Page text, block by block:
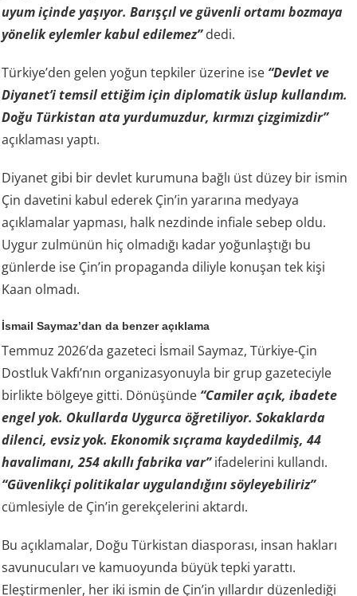
uyum içinde yaşıyor. Barışçıl ve güvenli ortamı bozmaya
yönelik eylemler kabul edilemez”dedi.
Türkiye’den gelen yoğun tepkiler üzerine ise “Devlet ve
Diyanet’i temsil ettiğim için diplomatik üslup kullandım.
Doğu Türkistan ata yurdumuzdur, kırmızı çizgimizdir”
açıklaması yaptı.
Diyanet gibi bir devlet kurumuna bağlı üst düzey bir ismin
Çin davetini kabul ederek Çin’in yararına medyaya
açıklamalar yapması, halk nezdinde infiale sebep oldu.
Uygur zulmünün hiç olmadığı kadar yoğunlaştığı bu
günlerde ise Çin’in propaganda diliyle konuşan tek kişi
Kaan olmadı.
İsmail Saymaz’dan da benzer açıklama
Temmuz 2026’da gazeteci İsmail Saymaz, Türkiye-Çin
Dostluk Vakfı’nın organizasyonuyla bir grup gazeteciyle
birlikte bölgeye gitti. Dönüşünde “Camiler açık, ibadete
engel yok. Okullarda Uygurca öğretiliyor. Sokaklarda
dilenci, evsiz yok. Ekonomik sıçrama kaydedilmiş, 44
havalimanı, 254 akıllı fabrika var” ifadelerini kullandı.
“Güvenlikçi politikalar uygulandığını söyleyebiliriz”
cümlesiyle de Çin’in gerekçelerini aktardı.
Bu açıklamalar, Doğu Türkistan diasporası, insan hakları
savunucuları ve kamuoyunda büyük tepki yarattı.
Eleştirmenler, her iki ismin de Çin’in yıllardır düzenlediği